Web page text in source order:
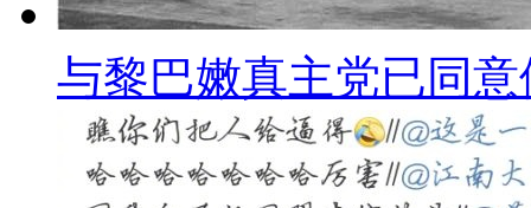
与黎巴嫩真主党已同意